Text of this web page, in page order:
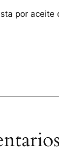
por aceite